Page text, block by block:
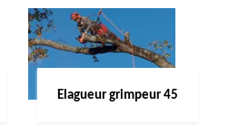
Elagueur grimpeur 45